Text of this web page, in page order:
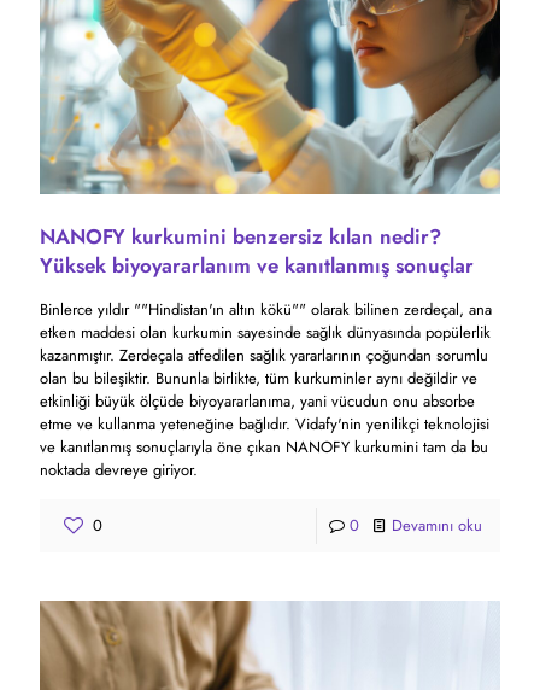
NANOFY kurkumini benzersiz kılan nedir?
Yüksek biyoyararlanım ve kanıtlanmış sonuçlar
Binlerce yıldır ""Hindistan'ın altın kökü"" olarak bilinen zerdeçal, ana
etken maddesi olan kurkumin sayesinde sağlık dünyasında popülerlik
kazanmıştır. Zerdeçala atfedilen sağlık yararlarının çoğundan sorumlu
olan bu bileşiktir. Bununla birlikte, tüm kurkuminler aynı değildir ve
etkinliği büyük ölçüde biyoyararlanıma, yani vücudun onu absorbe
etme ve kullanma yeteneğine bağlıdır. Vidafy'nin yenilikçi teknolojisi
ve kanıtlanmış sonuçlarıyla öne çıkan NANOFY kurkumini tam da bu
noktada devreye giriyor.
0 0 Devamını oku